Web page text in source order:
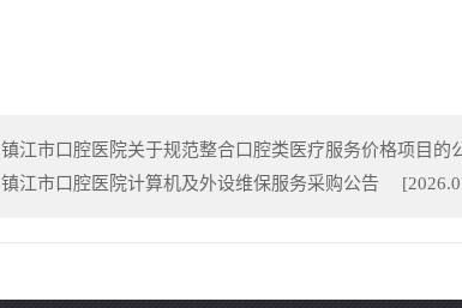
镇江市口腔医院关于规范整合口腔类医疗服务价格项目的
镇江市口腔医院计算机及外设维保服务采购公告 [